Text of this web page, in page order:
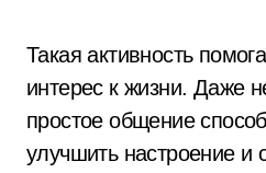
Такая активность
интерес к жизни. Даже
простое общение
улучшить настроение и